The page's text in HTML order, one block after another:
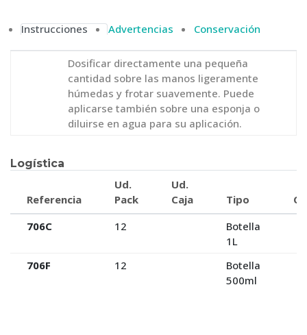
Instrucciones Advertencias Conservación
Dosificar directamente una pequeña
cantidad sobre las manos ligeramente
húmedas y frotar suavemente. Puede
aplicarse también sobre una esponja o
diluirse en agua para su aplicación.
Logística
Referencia
Ud.
Pack
Ud.
Caja
Tipo
706C
12
Botella
1L
706F
12
Botella
500ml